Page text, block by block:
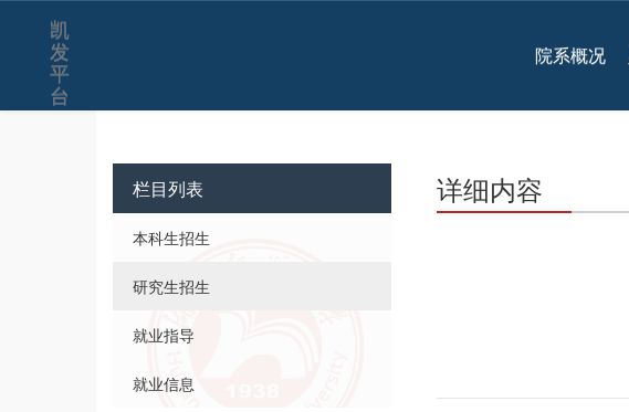
凯
发
平
台
院系概况
栏目列表
本科生招生
研究生招生
就业指导
就业信息
详细内容